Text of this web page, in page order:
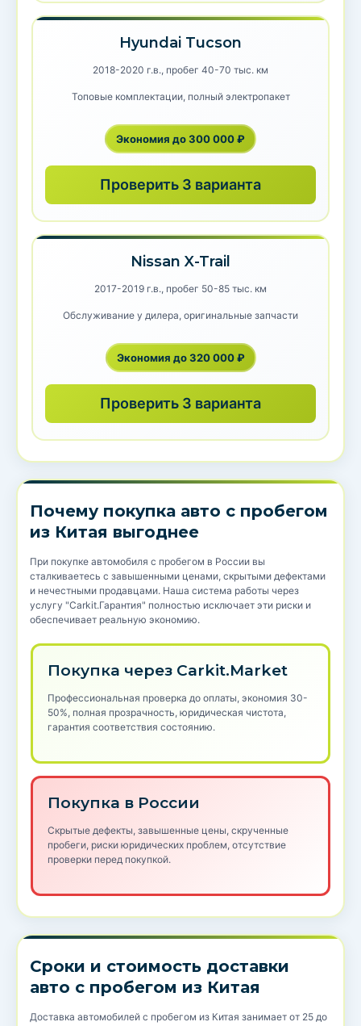
Hyundai Tucson
2018-2020 г.в., пробег 40-70 тыс. км
Топовые комплектации, полный электропакет
Экономия до 300 000 ₽
Проверить 3 варианта
Nissan X-Trail
2017-2019 г.в., пробег 50-85 тыс. км
Обслуживание у дилера, оригинальные запчасти
Экономия до 320 000 ₽
Проверить 3 варианта
Почему покупка авто с пробегом
из Китая выгоднее
При покупке автомобиля с пробегом в России вы
сталкиваетесь с завышенными ценами, скрытыми дефектами
и нечестными продавцами. Наша система работы через
услугу "Carkit.Гарантия" полностью исключает эти риски и
обеспечивает реальную экономию.
Покупка через Carkit.Market
Профессиональная проверка до оплаты, экономия 30-
50%, полная прозрачность, юридическая чистота,
гарантия соответствия состоянию.
Покупка в России
Скрытые дефекты, завышенные цены, скрученные
пробеги, риски юридических проблем, отсутствие
проверки перед покупкой.
Сроки и стоимость доставки
авто с пробегом из Китая
Доставка автомобилей с пробегом из Китая занимает от 25 до